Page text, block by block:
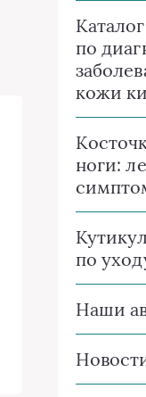
по
кожи
ноги:
по
Наши